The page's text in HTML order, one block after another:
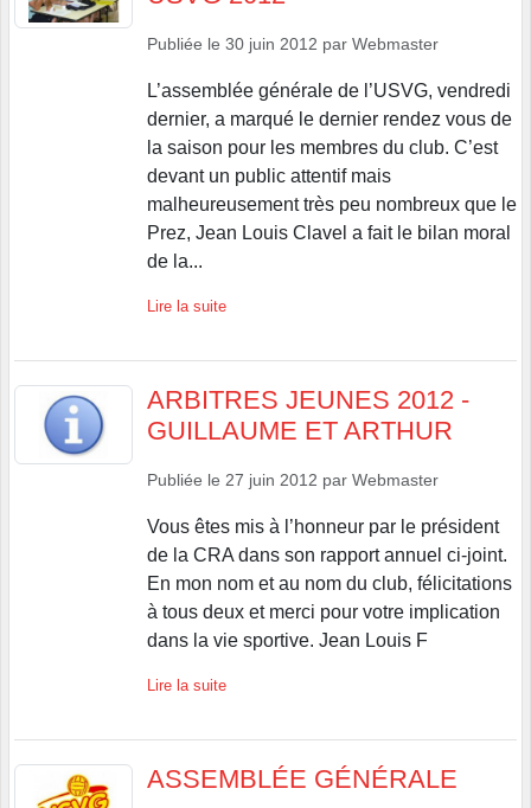
Publiée le 30 juin 2012 par Webmaster
L’assemblée générale de l’USVG, vendredi
dernier, a marqué le dernier rendez vous de
la saison pour les membres du club. C’est
devant un public attentif mais
malheureusement très peu nombreux que le
Prez, Jean Louis Clavel a fait le bilan moral
de la...
Lire la suite
ARBITRES JEUNES 2012 -
GUILLAUME ET ARTHUR
Publiée le 27 juin 2012 par Webmaster
Vous êtes mis à l’honneur par le président
de la CRA dans son rapport annuel ci-joint.
En mon nom et au nom du club, félicitations
à tous deux et merci pour votre implication
dans la vie sportive. Jean Louis F
Lire la suite
ASSEMBLÉE GÉNÉRALE